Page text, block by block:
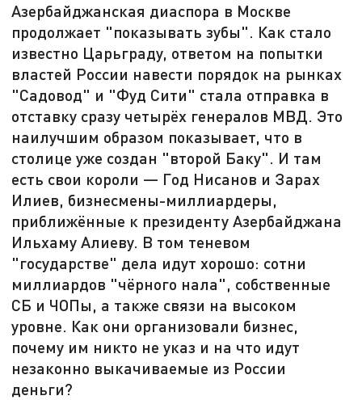
Азербайджанская диаспора в Москве
продолжает "показывать зубы". Как стало
известно Царьграду, ответом на попытки
властей России навести порядок на рынках
"Садовод" и "Фуд Сити" стала отправка в
отставку сразу четырёх генералов МВД. Это
наилучшим образом показывает, что в
столице уже создан "второй Баку". И там
есть свои короли — Год Нисанов и Зарах
Илиев, бизнесмены-миллиардеры,
приближённые к президенту Азербайджана
Ильхаму Алиеву. В том теневом
"государстве" дела идут хорошо: сотни
миллиардов "чёрного нала", собственные
СБ и ЧОПы, а также связи на высоком
уровне. Как они организовали бизнес,
почему им никто не указ и на что идут
незаконно выкачиваемые из России
деньги?